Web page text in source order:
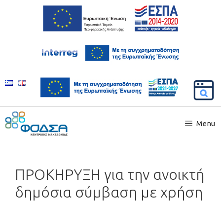
Menu
ΠΡΟΚΗΡΥΞΗ για την ανοικτή
δημόσια σύμβαση με χρήση